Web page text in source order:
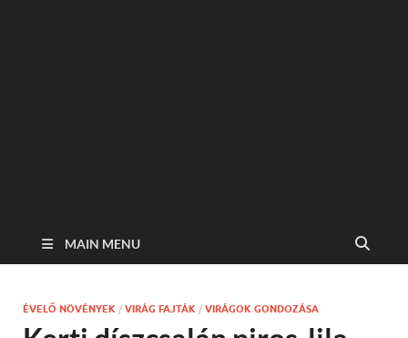
MAIN MENU
ÉVELŐ NÖVÉNYEK / VIRÁG FAJTÁK / VIRÁGOK GONDOZÁSA